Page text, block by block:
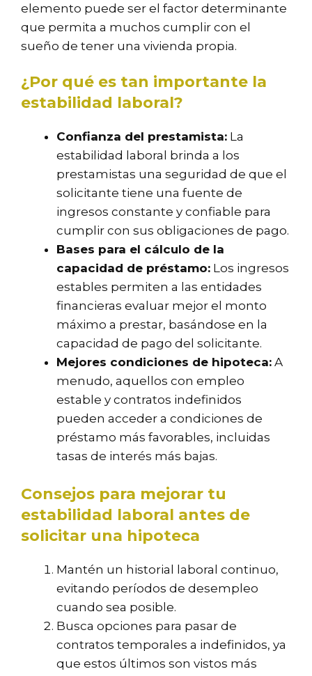
elemento puede ser el factor determinante
que permita a muchos cumplir con el
sueño de tener una vivienda propia.
¿Por qué es tan importante la
estabilidad laboral?
Confianza del prestamista: La
estabilidad laboral brinda a los
prestamistas una seguridad de que el
solicitante tiene una fuente de
ingresos constante y confiable para
cumplir con sus obligaciones de pago.
Bases para el cálculo de la
capacidad de préstamo: Los ingresos
estables permiten a las entidades
financieras evaluar mejor el monto
máximo a prestar, basándose en la
capacidad de pago del solicitante.
Mejores condiciones de hipoteca: A
menudo, aquellos con empleo
estable y contratos indefinidos
pueden acceder a condiciones de
préstamo más favorables, incluidas
tasas de interés más bajas.
Consejos para mejorar tu
estabilidad laboral antes de
solicitar una hipoteca
Mantén un historial laboral continuo,
evitando períodos de desempleo
cuando sea posible.
Busca opciones para pasar de
contratos temporales a indefinidos, ya
que estos últimos son vistos más